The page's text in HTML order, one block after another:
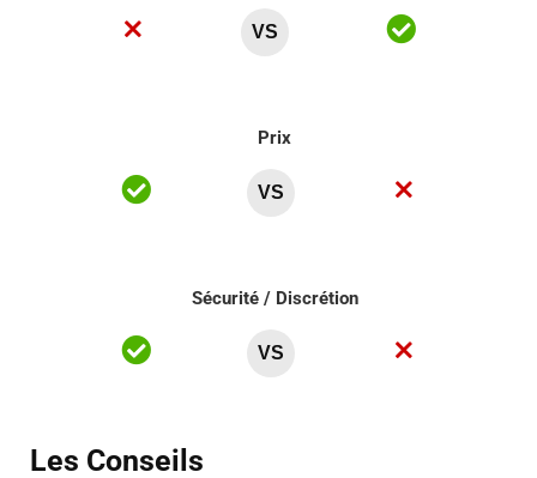
VS
Prix
VS
Sécurité / Discrétion
VS
Les Conseils